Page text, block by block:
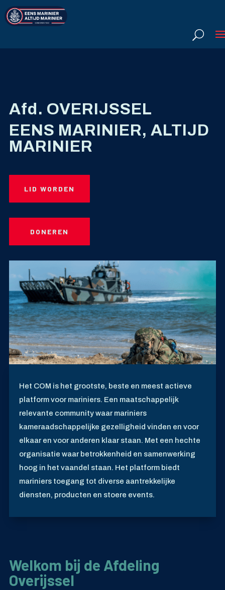
Afd. OVERIJSSEL
EENS MARINIER, ALTIJD
MARINIER
LID WORDEN
DONEREN
Het COM is het grootste, beste en meest actieve
platform voor mariniers. Een maatschappelijk
relevante community waar mariniers
kameraadschappelijke gezelligheid vinden en voor
elkaar en voor anderen klaar staan. Met een hechte
organisatie waar betrokkenheid en samenwerking
hoog in het vaandel staan. Het platform biedt
mariniers toegang tot diverse aantrekkelijke
diensten, producten en stoere events.
Welkom bij de Afdeling
Overijssel